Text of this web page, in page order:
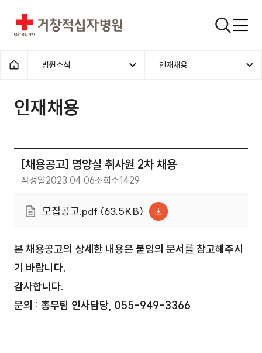
거창적십자병원 검색창
홈으로
병원소식 인재채용
인재채용
[채용공고] 영양실 취사원 2차 채용
작성일2023.04.06조회수1429
모집공고.pdf (63.5KB)
본 채용공고의 상세한 내용은 붙임의 문서를 참고해주시
기 바랍니다.
감사합니다.
문의 : 총무팀 인사담당, 055-949-3366